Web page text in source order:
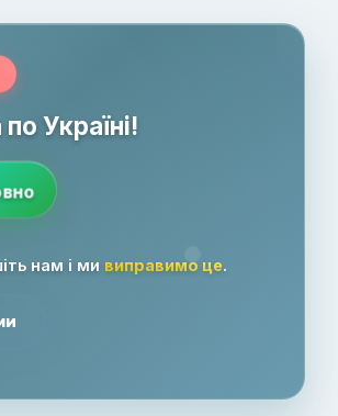
Україні!
нам і ми виправимо це.